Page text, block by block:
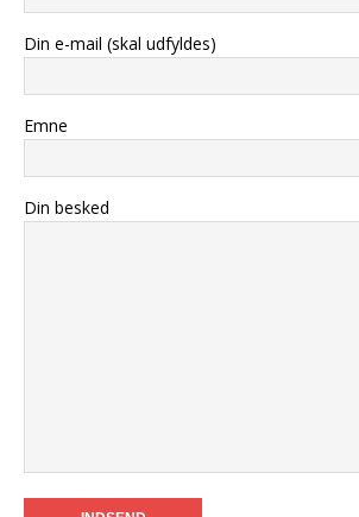
Din e-mail (skal udfyldes)
Emne
Din besked